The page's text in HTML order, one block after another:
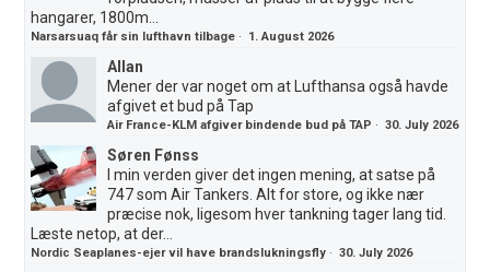
hangarer, 1800m...
Narsarsuaq får sin lufthavn tilbage · 1. August 2026
Allan
Mener der var noget om at Lufthansa også havde
afgivet et bud på Tap
Air France-KLM afgiver bindende bud på TAP ·30. July 2026
Søren Fønss
I min verden giver det ingen mening, at satse på
747 som Air Tankers. Alt for store, og ikke nær
præcise nok, ligesom hver tankning tager lang tid.
Læste netop, at der...
Nordic Seaplanes-ejer vil have brandslukningsfly ·30. July 2026